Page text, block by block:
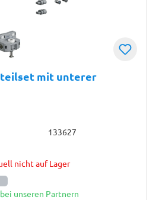
mit unterer
133627
nicht auf Lager
unseren Partnern